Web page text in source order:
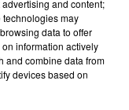
and content;
technologies may
data to offer
information actively
and combine data from
devices based on